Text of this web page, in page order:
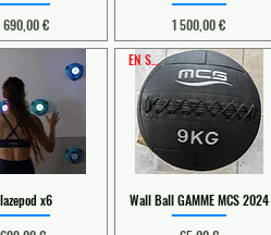
Prix
690,00 €
Prix
1 500,00 €
x6
EN STOCK
Wall Ball GAMME MCS 2024